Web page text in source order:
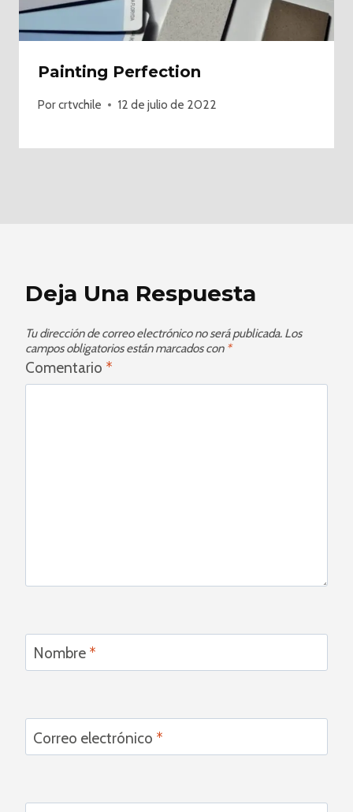
Painting Perfection
Porcrtvchile 12 de julio de 2022
Deja Una Respuesta
Tu dirección de correo electrónico no será publicada. Los
campos obligatorios están marcados con *
Comentario *
Nombre *
Correo electrónico *